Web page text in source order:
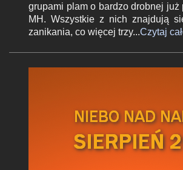
grupami plam o bardzo drobnej
MH. Wszystkie z nich znajdują
zanikania, co więcej trzy...Czytaj